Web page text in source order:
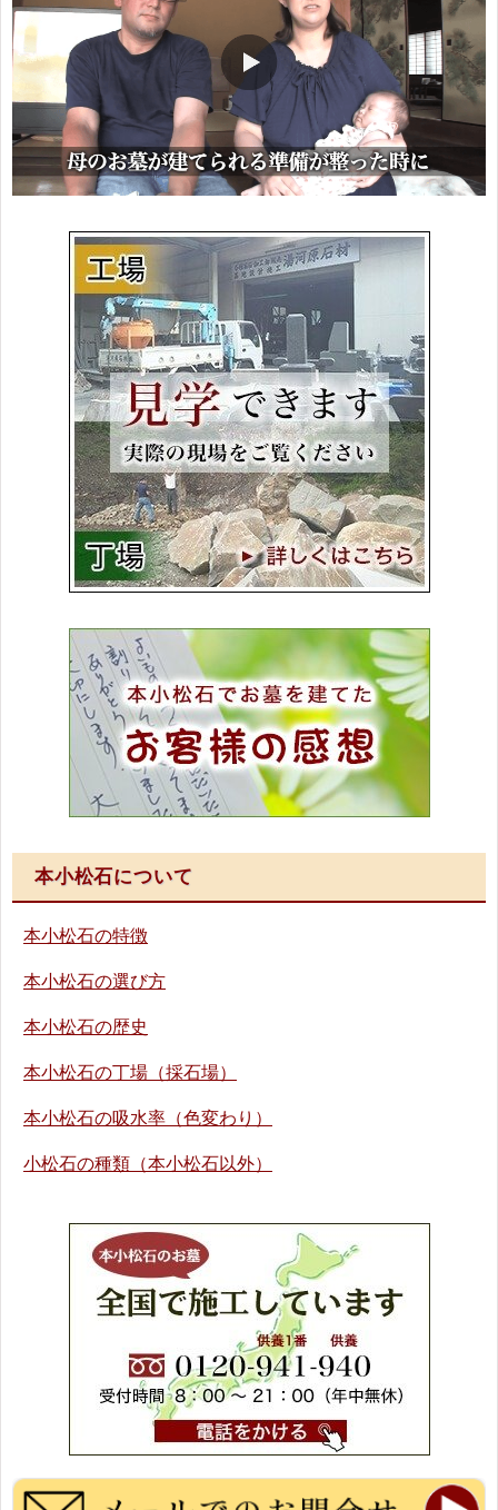
本小松石について
本小松石の特徴
本小松石の選び方
本小松石の歴史
本小松石の丁場（採石場）
本小松石の吸水率（色変わり）
小松石の種類（本小松石以外）